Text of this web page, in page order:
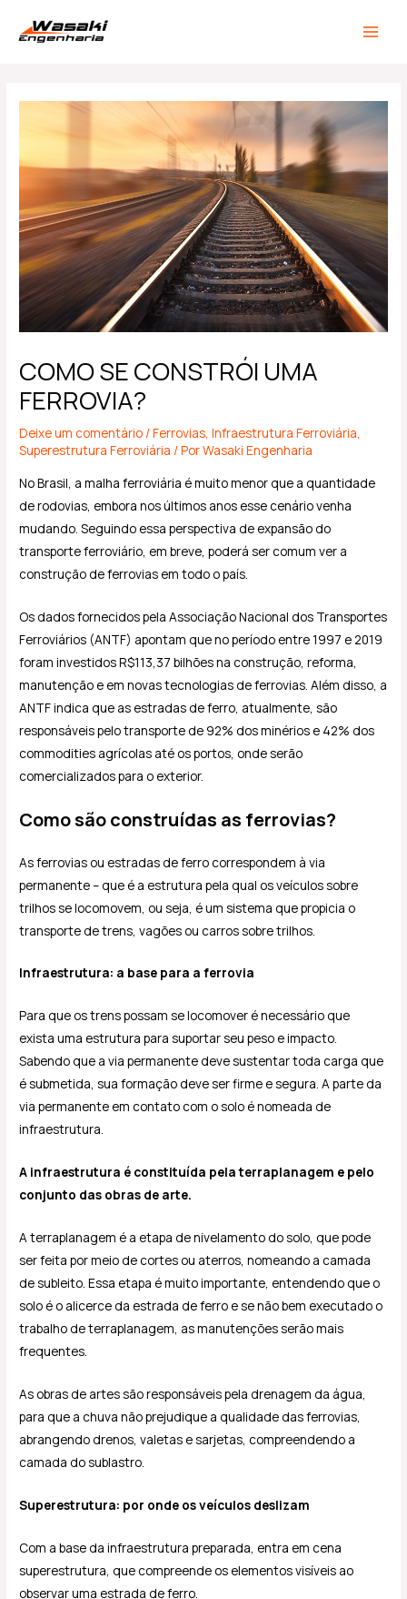
para
COMO SE CONSTRÓI UMA
FERROVIA?
Deixe um comentário /Ferrovias,Infraestrutura Ferroviária,
Superestrutura Ferroviária / PorWasaki Engenharia
No Brasil, a malha ferroviária é muito menor que a quantidade
de rodovias, embora nos últimos anos esse cenário venha
mudando. Seguindo essa perspectiva de expansão do
transporte ferroviário, em breve, poderá ser comum ver a
construção de ferrovias em todo o país.
Os dados fornecidos pela Associação Nacional dos Transportes
Ferroviários (ANTF) apontam que no período entre 1997 e 2019
foram investidos R$113,37 bilhões na construção, reforma,
manutenção e em novas tecnologias de ferrovias. Além disso, a
ANTF indica que as estradas de ferro, atualmente, são
responsáveis pelo transporte de 92% dos minérios e 42% dos
commodities agrícolas até os portos, onde serão
comercializados para o exterior.
Como são construídas as ferrovias?
As ferrovias ou estradas de ferro correspondem à via
permanente – que é a estrutura pela qual os veículos sobre
trilhos se locomovem, ou seja, é um sistema que propicia o
transporte de trens, vagões ou carros sobre trilhos.
Infraestrutura: a base para a ferrovia
Para que os trens possam se locomover é necessário que
exista uma estrutura para suportar seu peso e impacto.
Sabendo que a via permanente deve sustentar toda carga que
é submetida, sua formação deve ser firme e segura. A parte da
via permanente em contato com o solo é nomeada de
infraestrutura.
A infraestrutura é constituída pela terraplanagem e pelo
conjunto das obras de arte.
A terraplanagem é a etapa de nivelamento do solo, que pode
ser feita por meio de cortes ou aterros, nomeando a camada
de subleito. Essa etapa é muito importante, entendendo que o
solo é o alicerce da estrada de ferro e se não bem executado o
trabalho de terraplanagem, as manutenções serão mais
frequentes.
As obras de artes são responsáveis pela drenagem da água,
para que a chuva não prejudique a qualidade das ferrovias,
abrangendo drenos, valetas e sarjetas, compreendendo a
camada do sublastro.
Superestrutura: por onde os veículos deslizam
Com a base da infraestrutura preparada, entra em cena
superestrutura, que compreende os elementos visíveis ao
observar uma estrada de ferro.
navigation